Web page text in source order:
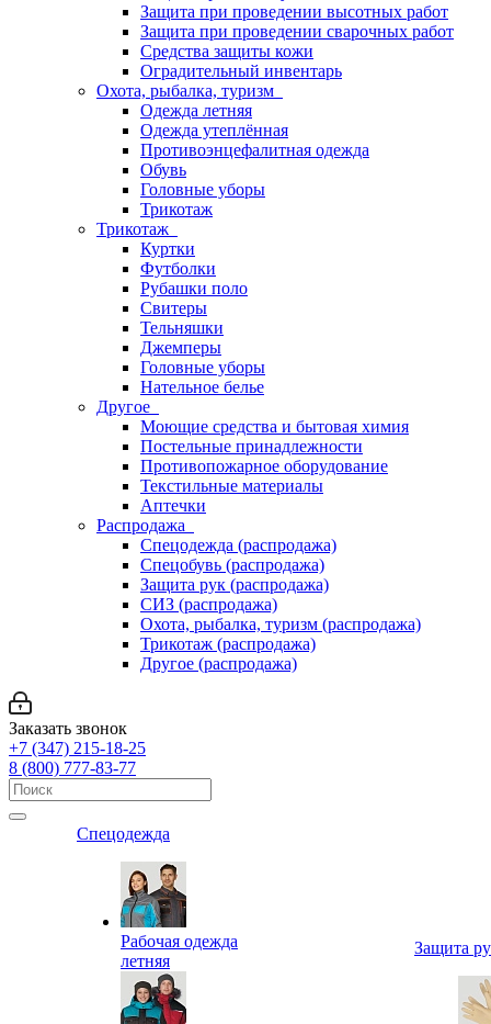
Защита при проведении высотных работ
Защита при проведении сварочных работ
Средства защиты кожи
Оградительный инвентарь
Охота, рыбалка, туризм
Одежда летняя
Одежда утеплённая
Противоэнцефалитная одежда
Обувь
Головные уборы
Трикотаж
Трикотаж
Куртки
Футболки
Рубашки поло
Свитеры
Тельняшки
Джемперы
Головные уборы
Нательное белье
Другое
Моющие средства и бытовая химия
Постельные принадлежности
Противопожарное оборудование
Текстильные материалы
Аптечки
Распродажа
Спецодежда (распродажа)
Спецобувь (распродажа)
Защита рук (распродажа)
СИЗ (распродажа)
Охота, рыбалка, туризм (распродажа)
Трикотаж (распродажа)
Другое (распродажа)
Заказать звонок
+7 (347) 215-18-25
8 (800) 777-83-77
Спецодежда
Рабочая одежда
летняя
Защита